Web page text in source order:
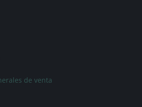
de venta